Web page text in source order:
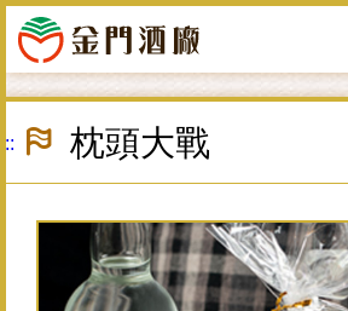
跳
主
::: 枕頭大戰